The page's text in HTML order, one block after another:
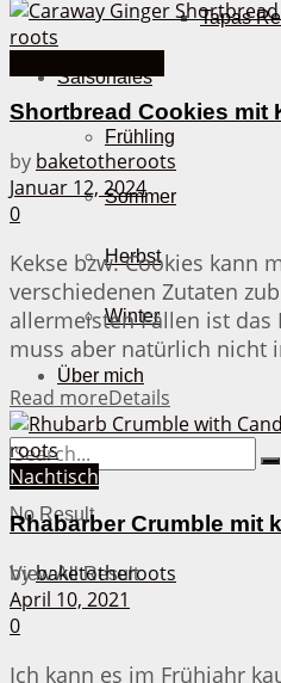
Tapas
Saisonales
Frühling
Sommer
Herbst
Winter
Über mich
No Result
View All Result
Shortbread Cookies mit
by baketotheroots
Januar 12, 2024
0
Kekse bzw. Cookies kann
verschiedenen Zutaten
allermeisten Fällen ist das
muss aber natürlich nicht
Read moreDetails
Nachtisch
Rhabarber Crumble mit
bybaketotheroots
April 10, 2021
0
Ich kann es im Frühjahr